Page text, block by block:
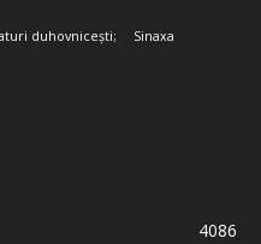
duhovnicești; Sinaxa
4086